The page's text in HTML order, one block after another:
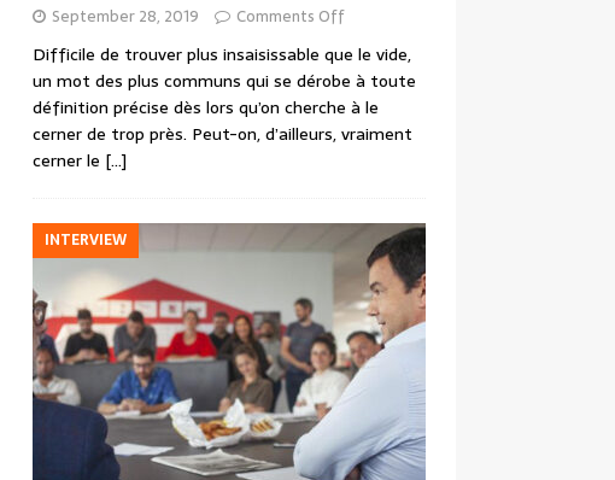
September 28, 2019 Comments Off
Difficile de trouver plus insaisissable que le vide,
un mot des plus communs qui se dérobe à toute
définition précise dès lors qu’on cherche à le
cerner de trop près. Peut-on, d’ailleurs, vraiment
cerner le […]
INTERVIEW